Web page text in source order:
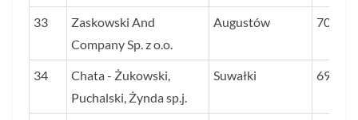
33
Zaskowski And
Company Sp. z o.o.
Augustów 70,4
34
Chata - Żukowski,
Puchalski, Żynda sp.j.
Suwałki 69,8